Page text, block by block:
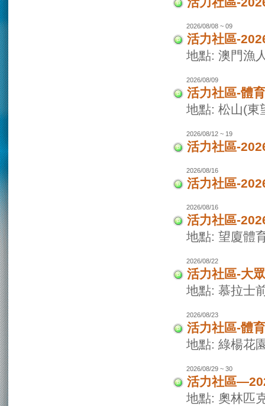
2026/08/08 ~ 09
活力社區-
地點: 澳門漁
2026/08/09
活力社區-體
地點: 松山(東
2026/08/12 ~ 19
活力社區-
2026/08/16
活力社區-
2026/08/16
活力社區-
地點: 望廈體
2026/08/22
活力社區-大
地點: 慕拉士
2026/08/23
活力社區-體
地點: 綠楊花
2026/08/29 ~ 30
活力社區
地點: 奧林匹